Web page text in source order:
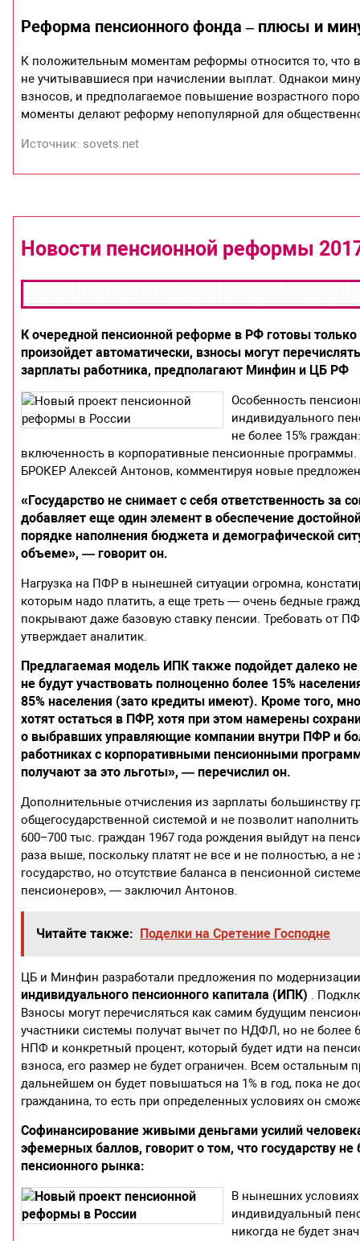
Реформа пенсионного фонда – плюсы и
К положительным моментам реформы относится то, что
не учитывавшиеся при начислении выплат. Однакои
взносов, и предполагаемое повышение возрастного
моменты делают реформу непопулярной для
Источник: sovets.net
Новости пенсионной реформы
К очередной пенсионной реформе в РФ готовы
произойдет автоматически, взносы могут
зарплаты работника, предполагают Минфин и ЦБ РФ
Особенность
индивидуального
не более 15%
включенность в корпоративные пенсионные программы.
БРОКЕР Алексей Антонов, комментируя новые
«Государство не снимает с себя ответственность
добавляет еще один элемент в обеспечение
порядке наполнения бюджета и демографической
объеме», — говорит он.
Нагрузка на ПФР в нынешней ситуации огромна,
которым надо платить, а еще треть — очень бедные
покрывают даже базовую ставку пенсии. Требовать от
утверждает аналитик.
Предлагаемая модель ИПК также подойдет далеко
не будут участвовать полноценно более 15%
85% населения (зато кредиты имеют). Кроме того,
хотят остаться в ПФР, хотя при этом намерены
о выбравших управляющие компании внутри ПФР и
работниках с корпоративными пенсионными
получают за это льготы», — перечислил он.
Дополнительные отчисления из зарплаты большинству
общегосударственной системой и не позволит
600−700 тыс. граждан 1967 года рождения выйдут на
раза выше, поскольку платят не все и не полностью, а
государство, но отсутствие баланса в пенсионной
пенсионеров», — заключил Антонов.
Читайте также: Поделки на Сретение Господне
ЦБ и Минфин разработали предложения по
индивидуального пенсионного капитала (ИПК) .
Взносы могут перечисляться как самим будущим
участники системы получат вычет по НДФЛ, но не более
НПФ и конкретный процент, который будет идти на
взноса, его размер не будет ограничен. Всем остальным
дальнейшем он будет повышаться на 1% в год, пока не
гражданина, то есть при определенных условиях он
Софинансирование живыми деньгами усилий
эфемерных баллов, говорит о том, что государству
пенсионного рынка:
В нынешних
индивидуальный
никогда не будет